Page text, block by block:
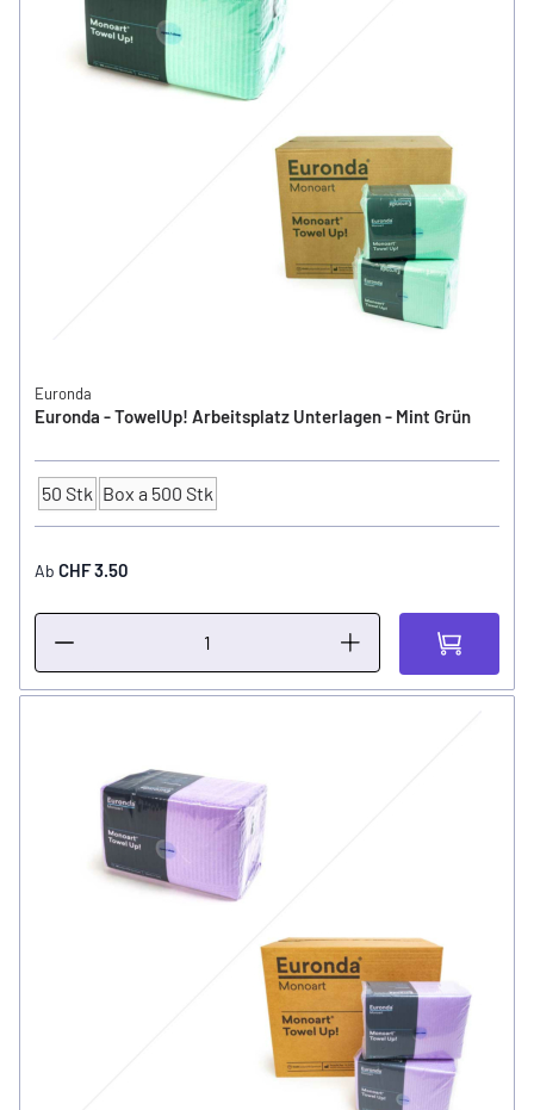
Euronda
Euronda - TowelUp! Arbeitsplatz Unterlagen - Mint Grün
Anzahl
50 Stk Box a 500 Stk
Ab CHF 3.50